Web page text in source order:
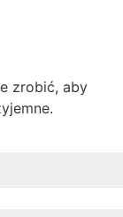
zrobić, aby